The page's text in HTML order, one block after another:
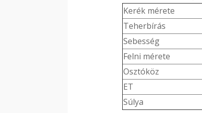
Kerék mérete
Teherbírás
Sebesség
Felni mérete
Osztóköz
ET
Súlya